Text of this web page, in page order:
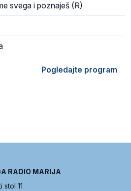
svega i poznaješ (R)
Pogledajte program
RADIO MARIJA
stol 11